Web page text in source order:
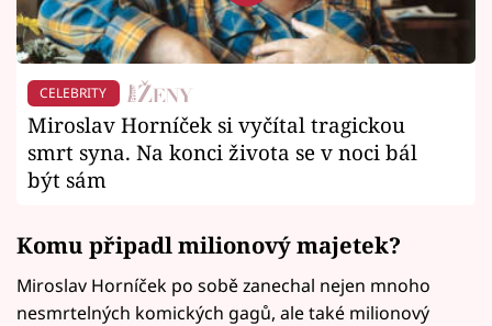
CELEBRITY
Miroslav Horníček si vyčítal tragickou
smrt syna. Na konci života se v noci bál
být sám
Komu připadl milionový majetek?
Miroslav Horníček po sobě zanechal nejen mnoho
nesmrtelných komických gagů, ale také milionový